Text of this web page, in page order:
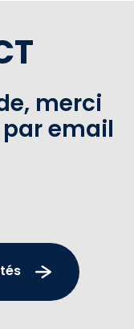
merci
email